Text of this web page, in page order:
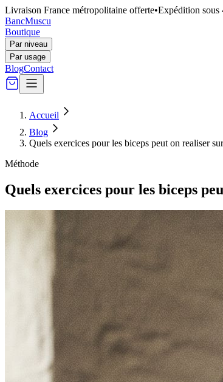
Livraison France métropolitaine offerte•Expédition sous
BancMuscu
Boutique
Par niveau
Par usage
BlogContact
Accueil
Blog
Quels exercices pour les biceps peut on realiser
Méthode
Quels exercices pour les biceps